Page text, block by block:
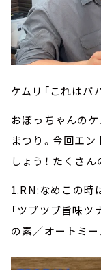
ケムリ「これはパ
おぼっちゃんの
まつり。今回エ
しょう！ たくさ
1.RN:なめこの時
「ツブツブ旨味ツ
の素／オートミー